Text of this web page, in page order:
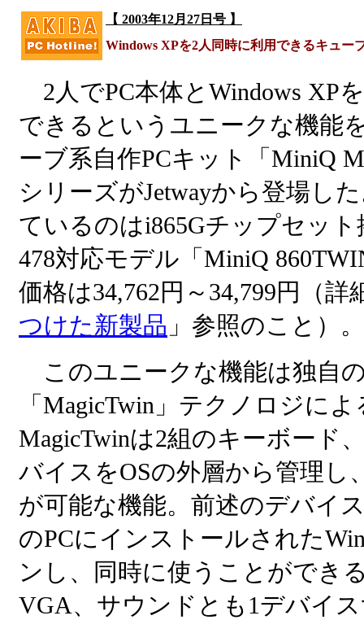
【 2003年12月27日号 】
Windows XPを2人同時に利用できるキュー
2人でPC本体とWindows XP
できるというユニークな機能
ーブ系自作PCキット「MiniQ
シリーズがJetwayから登場し
ているのはi865Gチップセット
478対応モデル「MiniQ
価格は34,762円～34,799円（詳
つけた新製品 」参照のこと）。
このユニークな機能は独自
「MagicTwin」テクノロジに
MagicTwinは2組のキーボード
バイスをOSの外層から管理し
が可能な機能。前述のデバイ
のPCにインストールされた
ンし、同時に使うことができ
VGA、サウンドとも1デバイ